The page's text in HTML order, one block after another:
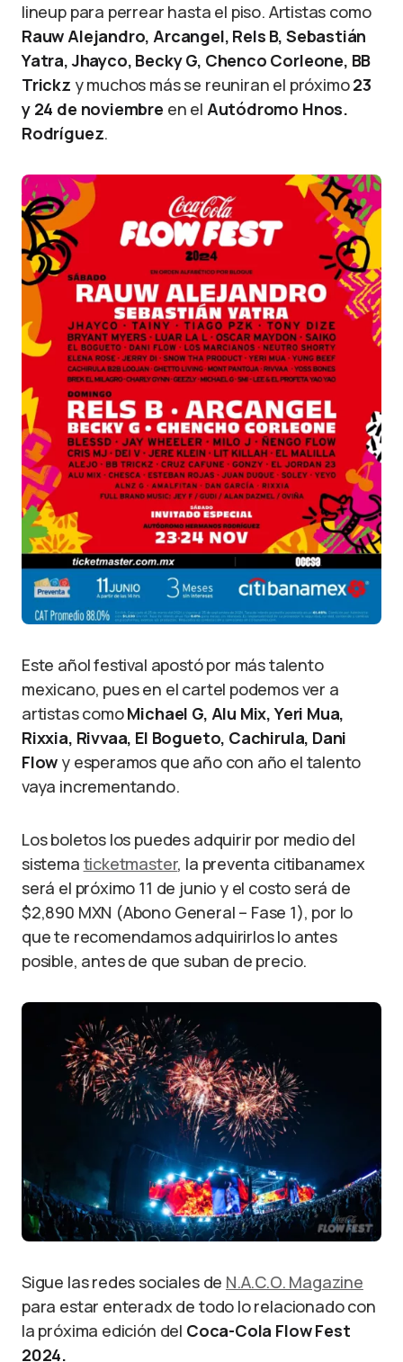
lineup para perrear hasta el piso. Artistas como
Rauw Alejandro, Arcangel, Rels B, Sebastián
Yatra, Jhayco, Becky G, Chenco Corleone, BB
Trickz y muchos más se reuniran el próximo23
y 24 de noviembre en el Autódromo Hnos.
Rodríguez.
Este añol festival apostó por más talento
mexicano, pues en el cartel podemos ver a
artistas comoMichael G, Alu Mix, Yeri Mua,
Rixxia, Rivvaa, El Bogueto, Cachirula, Dani
Flow y esperamos que año con año el talento
vaya incrementando.
Los boletos los puedes adquirir por medio del
sistema ticketmaster, la preventa citibanamex
será el próximo 11 de junio y el costo será de
$2,890 MXN (Abono General – Fase 1), por lo
que te recomendamos adquirirlos lo antes
posible, antes de que suban de precio.
Sigue las redes sociales de N.A.C.O. Magazine
para estar enteradx de todo lo relacionado con
la próxima edición del Coca-Cola Flow Fest
2024.